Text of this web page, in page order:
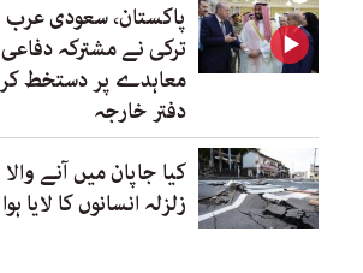
پاکستان، سعودی عرب
ترکی نے مشترکہ دفاعی
معاہدے پر دستخط
دفتر خارجہ
کیا جاپان میں آنے
زلزلہ انسانوں کا لایا